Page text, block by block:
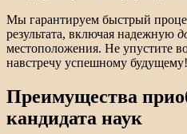
Мы гарантируем быстрый
результата, включая надежную
местоположения. Не упустите
навстречу успешному будущему!
Преимущества
кандидата наук